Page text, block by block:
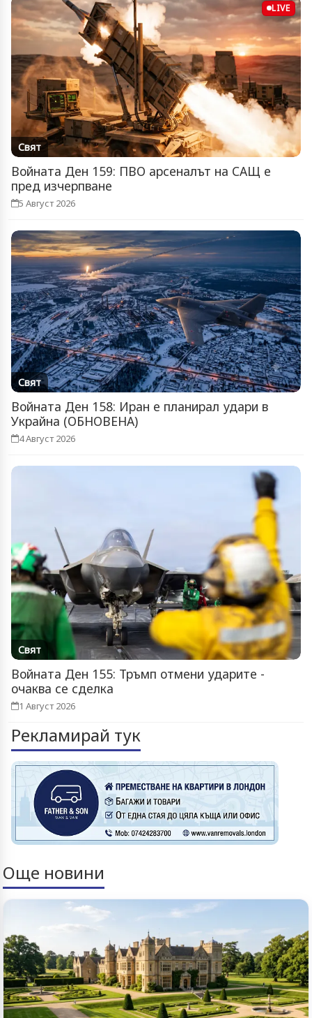
LIVE
Свят
Войната Ден 159: ПВО арсеналът на САЩ е
пред изчерпване
5 Август 2026
Свят
Войната Ден 158: Иран е планирал удари в
Украйна (ОБНОВЕНА)
4 Август 2026
Свят
Войната Ден 155: Тръмп отмени ударите -
очаква се сделка
1 Август 2026
Рекламирай тук
Още новини